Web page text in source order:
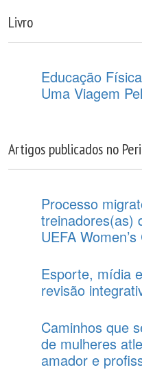
Livro
Educação
Uma Viagem
Artigos publicados no
Processo
treinadores(as)
UEFA
Esporte, mídia
revisão
Caminhos que
de mulheres
amador e